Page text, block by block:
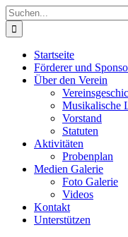
Zum
Inhalt
springen
Suche
nach:
Startseite
Förderer und
Über den Verein
Musikalische
Vorstand
Statuten
Aktivitäten
Probenplan
Medien Galerie
Foto Galerie
Videos
Kontakt
Unterstützen